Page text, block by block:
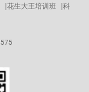
|花生大王培训班 |科